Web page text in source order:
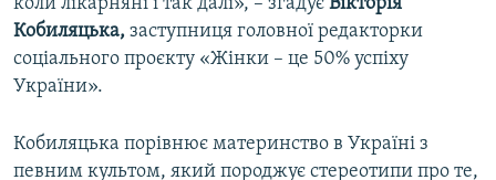
коли лікарняні і так далі», – згадує Вікторія
Кобиляцька, заступниця головної редакторки
соціального проєкту «Жінки – це 50% успіху
України».
Кобиляцька порівнює материнство в Україні з
певним культом, який породжує стереотипи про те,